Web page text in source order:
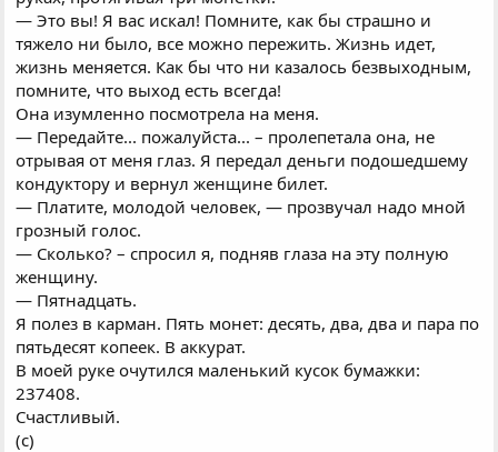
— Это вы! Я вас искал! Помните, как бы страшно и
тяжело ни было, все можно пережить. Жизнь идет,
жизнь меняется. Как бы что ни казалось безвыходным,
помните, что выход есть всегда!
Она изумленно посмотрела на меня.
— Передайте... пожалуйста... – пролепетала она, не
отрывая от меня глаз. Я передал деньги подошедшему
кондуктору и вернул женщине билет.
— Платите, молодой человек, — прозвучал надо мной
грозный голос.
— Сколько? – спросил я, подняв глаза на эту полную
женщину.
— Пятнадцать.
Я полез в карман. Пять монет: десять, два, два и пара по
пятьдесят копеек. В аккурат.
В моей руке очутился маленький кусок бумажки:
237408.
Счастливый.
(с)